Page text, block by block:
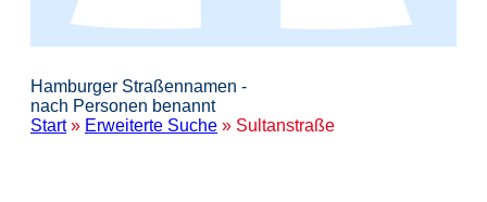
Hamburger Straßennamen -
nach Personen benannt
Start» Erweiterte Suche » Sultanstraße